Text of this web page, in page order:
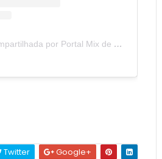
Uma publicação compartilhada por Portal Mix de Notícias (@portalmixdenoticias)
Twitter Google+